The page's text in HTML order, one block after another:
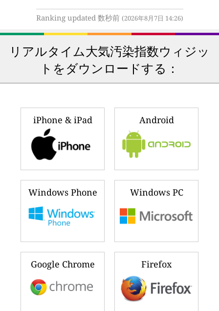
Ranking updated 数秒前 (2026年8月7日 14:26)
リアルタイム大気汚染指数ウィジッ
トをダウンロードする：
iPhone & iPad Android
Windows Phone Windows PC
Google Chrome Firefox